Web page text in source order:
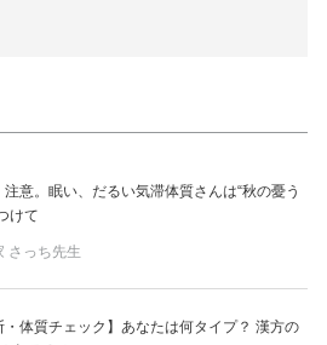
注意。眠い、だるい気滞体質さんは“秋の憂う
けて
さっち先生
・体質チェック】あなたは何タイプ？ 漢方の